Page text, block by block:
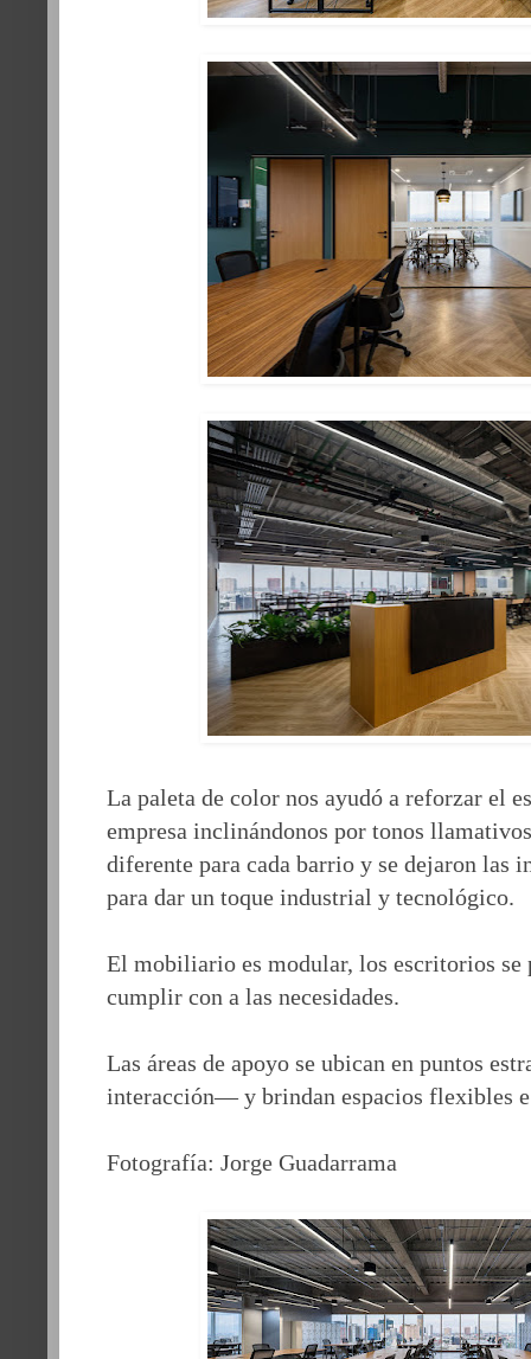
La paleta de color nos ayudó a reforzar el
empresa inclinándonos por tonos
diferente para cada barrio y se dejaron las
para dar un toque industrial y tecnológico.
El mobiliario es modular, los escritorios se
cumplir con a las necesidades.
Las áreas de apoyo se ubican en puntos
interacción— y brindan espacios flexibles
Fotografía: Jorge Guadarrama